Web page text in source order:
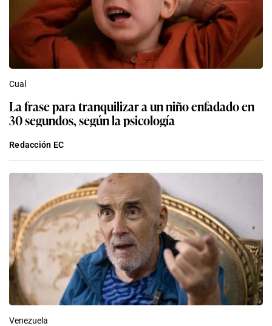
Cual
La frase para tranquilizar a un niño enfadado en
30 segundos, según la psicología
Redacción EC
Venezuela